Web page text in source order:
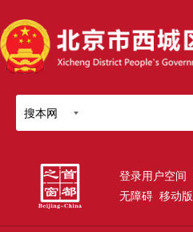
搜本网
登录用户空间
无障碍 移动版